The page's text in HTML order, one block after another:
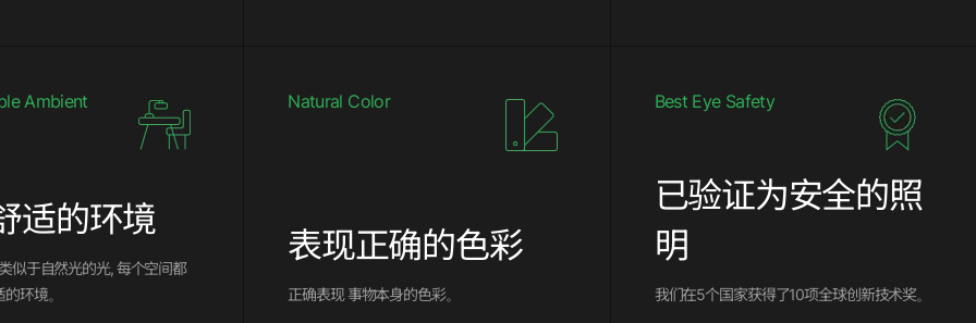
Ambient
适的环境
似于自然光的光, 每个空间都
环境。
Natural Color
表现正确的色彩
正确表现​ 事物本身的色彩。 ​
Best Eye Safety
已验证为安全的照
明
我们在5个国家获得了10项全球创新技术奖。